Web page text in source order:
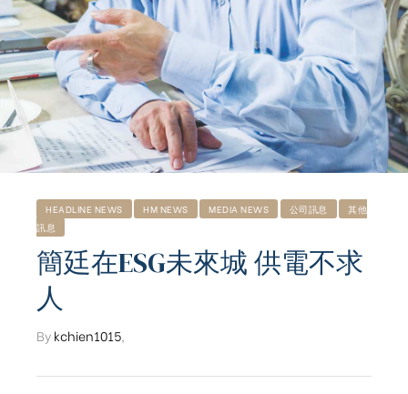
HEADLINE NEWS HM NEWS MEDIA NEWS 公司訊息
其他
訊息
簡廷在ESG未來城 供電不求
人
Bykchien1015
含日本